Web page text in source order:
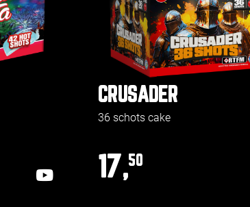
CRUSADER
36 schots cake
17,50